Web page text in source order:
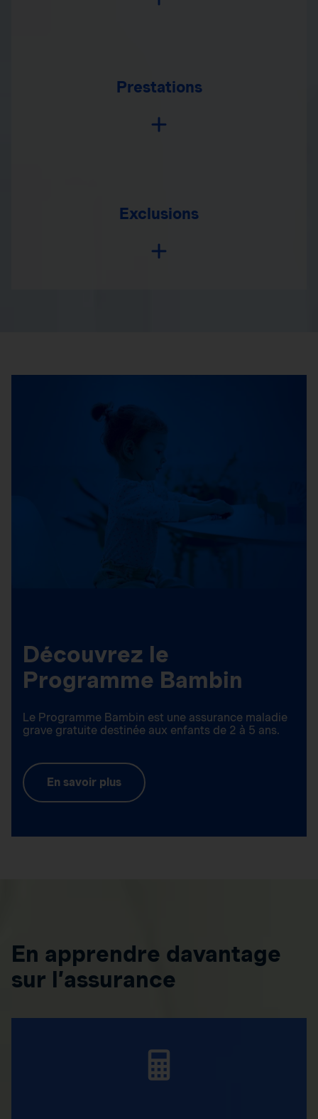
Prestations
Exclusions
Découvrez le
Programme Bambin
Le Programme Bambin est une assurance maladie
grave gratuite destinée aux enfants de 2 à 5 ans.
En savoir plus
En apprendre davantage
sur l’assurance